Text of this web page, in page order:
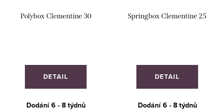
Polybox Clementine 30
DETAIL
Dodání 6 - 8 týdnů
Springbox Clementine 25
DETAIL
Dodání 6 - 8 týdnů